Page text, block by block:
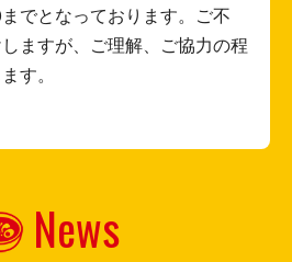
でとなっております。ご不
ますが、ご理解、ご協力の程
す。
News